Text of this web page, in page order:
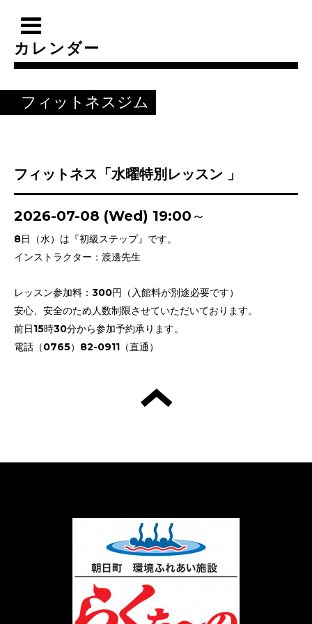
カレンダー
フィットネスジム
フィットネス「水曜特別レッスン 」
2026-07-08 (Wed) 19:00～
8日（水）は『初級ステップ』です。
インストラクター：渡邊先生
レッスン参加料：300円（入館料が別途必要です）
安心、安全のため人数制限させていただいております。
前日15時30分から参加予約承ります。
電話（0765）82-0911（直通）